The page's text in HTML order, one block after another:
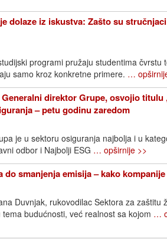
dolaze iz iskustva: Zašto su
programi pružaju studentima
samo kroz konkretne primere. …
direktor Grupe, osvojio
– petu godinu zaredom
je u sektoru osiguranja najbolja i u
odbor i Najbolji ESG … opširnije >>
do smanjenja emisija – kako
Duvnjak, rukovodilac Sektora za
budućnosti, već realnost sa kojom …